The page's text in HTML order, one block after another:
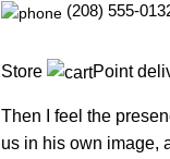
(208) 555-
Store Point
Then I feel the
us in his own image,